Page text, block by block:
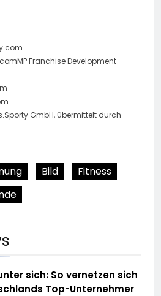
Franchise Development
GmbH, übermittelt durch
Bild
Fitness
sich: So vernetzen sich
Top-Unternehmer